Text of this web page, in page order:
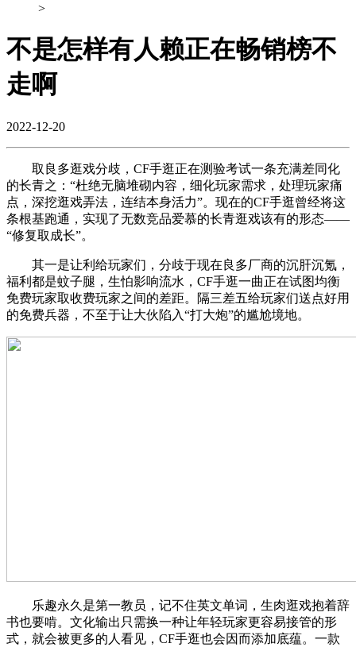
>
不是怎样有人赖正在畅销榜不
走啊
2022-12-20
取良多逛戏分歧，CF手逛正在测验考试一条充满差同化
的长青之：“杜绝无脑堆砌内容，细化玩家需求，处理玩家痛
点，深挖逛戏弄法，连结本身活力”。现在的CF手逛曾经将这
条根基跑通，实现了无数竞品爱慕的长青逛戏该有的形态——
“修复取成长”。
其一是让利给玩家们，分歧于现在良多厂商的沉肝沉氪，
福利都是蚊子腿，生怕影响流水，CF手逛一曲正在试图均衡
免费玩家取收费玩家之间的差距。隔三差五给玩家们送点好用
的免费兵器，不至于让大伙陷入“打大炮”的尴尬境地。
乐趣永久是第一教员，记不住英文单词，生肉逛戏抱着辞
书也要啃。文化输出只需换一种让年轻玩家更容易接管的形
式，就会被更多的人看见，CF手逛也会因而添加底蕴。一款